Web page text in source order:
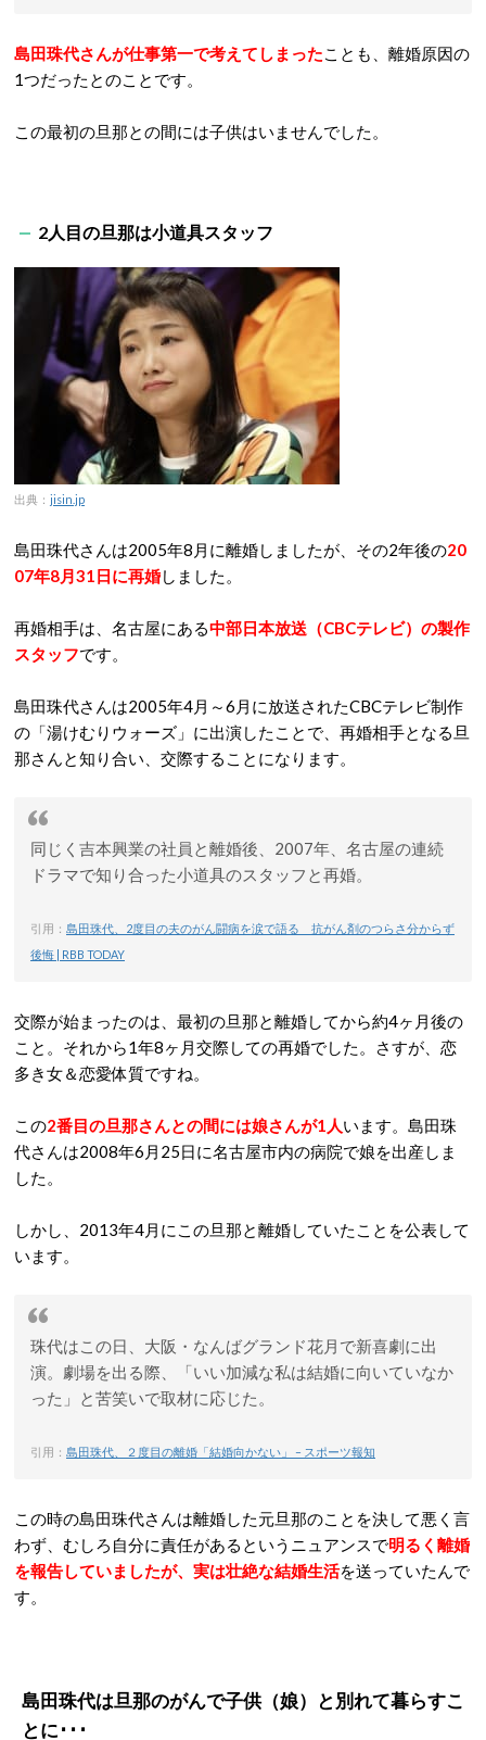
島田珠代さんが仕事第一で考えてしまったことも、離婚原因の
1つだったとのことです。
この最初の旦那との間には子供はいませんでした。
2人目の旦那は小道具スタッフ
出典： jisin.jp
島田珠代さんは2005年8月に離婚しましたが、その2年後の20
07年8月31日に再婚しました。
再婚相手は、名古屋にある中部日本放送（CBCテレビ）の製作
スタッフです。
島田珠代さんは2005年4月～6月に放送されたCBCテレビ制作
の「湯けむりウォーズ」に出演したことで、再婚相手となる旦
那さんと知り合い、交際することになります。
同じく吉本興業の社員と離婚後、2007年、名古屋の連続
ドラマで知り合った小道具のスタッフと再婚。
引用： 島田珠代、2度目の夫のがん闘病を涙で語る 抗がん剤のつらさ分からず
後悔 | RBB TODAY
交際が始まったのは、最初の旦那と離婚してから約4ヶ月後の
こと。それから1年8ヶ月交際しての再婚でした。さすが、恋
多き女＆恋愛体質ですね。
この2番目の旦那さんとの間には娘さんが1人います。島田珠
代さんは2008年6月25日に名古屋市内の病院で娘を出産しま
した。
しかし、2013年4月にこの旦那と離婚していたことを公表して
います。
珠代はこの日、大阪・なんばグランド花月で新喜劇に出
演。劇場を出る際、「いい加減な私は結婚に向いていなか
った」と苦笑いで取材に応じた。
引用： 島田珠代、２度目の離婚「結婚向かない」 – スポーツ報知
この時の島田珠代さんは離婚した元旦那のことを決して悪く言
わず、むしろ自分に責任があるというニュアンスで明るく離婚
を報告していましたが、実は壮絶な結婚生活を送っていたんで
す。
島田珠代は旦那のがんで子供（娘）と別れて暮らすこ
とに･･･